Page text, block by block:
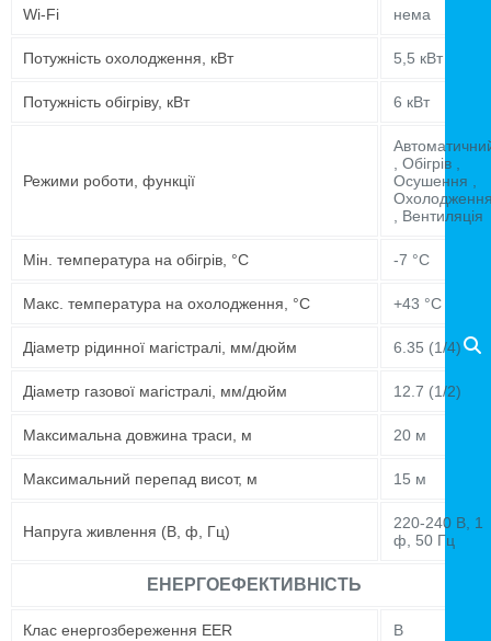
Wi-Fi нема
Потужність охолодження, кВт 5,5 кВт
Потужність обігріву, кВт 6 кВт
Режими роботи, функції
, Обігрів ,
Осушення ,
, Вентиляція
Мін. температура на обігрів, °C -7 °C
Макс. температура на охолодження, °C +43 °C
Діаметр рідинної магістралі, мм/дюйм 6.35 (1/4)
Діаметр газової магістралі, мм/дюйм 12.7 (1/2)
Максимальна довжина траси, м 20 м
Максимальний перепад висот, м 15 м
Напруга живлення (В, ф, Гц)
220-240 В, 1
ф, 50 Гц
ЕНЕРГОЕФЕКТИВНІСТЬ
Клас енергозбереження EER B